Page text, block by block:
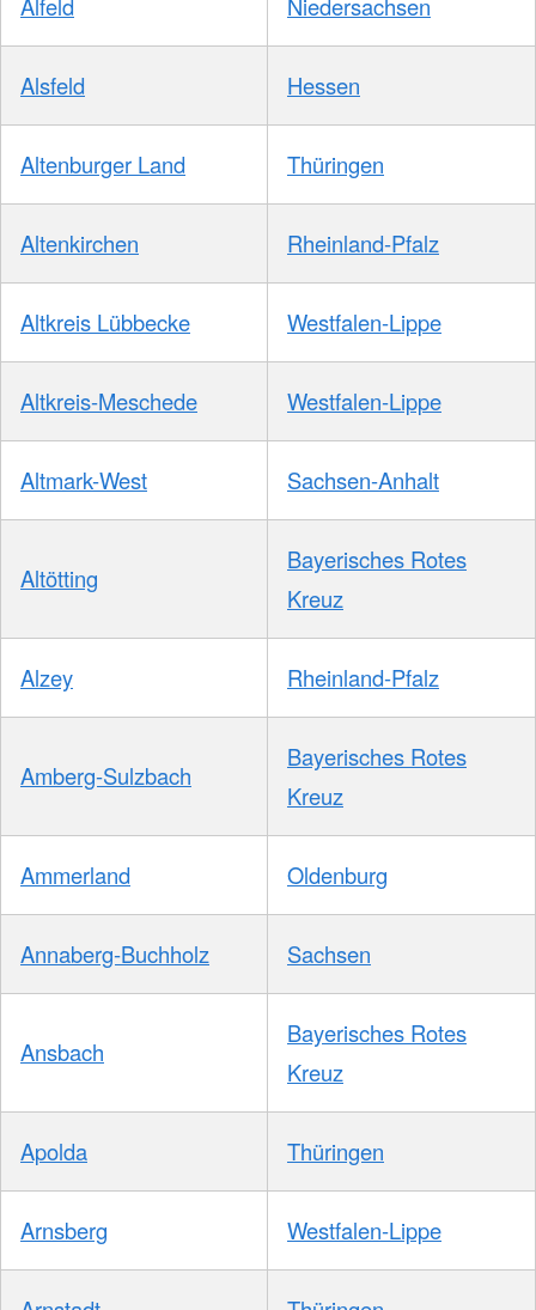
Alsfeld Hessen
Altenburger Land Thüringen
Altenkirchen Rheinland-Pfalz
Altkreis Lübbecke Westfalen-Lippe
Altkreis-Meschede Westfalen-Lippe
Altmark-West Sachsen-Anhalt
Altötting
Bayerisches Rotes
Kreuz
Alzey Rheinland-Pfalz
Amberg-Sulzbach
Bayerisches Rotes
Kreuz
Ammerland Oldenburg
Annaberg-Buchholz Sachsen
Ansbach
Bayerisches Rotes
Kreuz
Apolda Thüringen
Arnsberg Westfalen-Lippe